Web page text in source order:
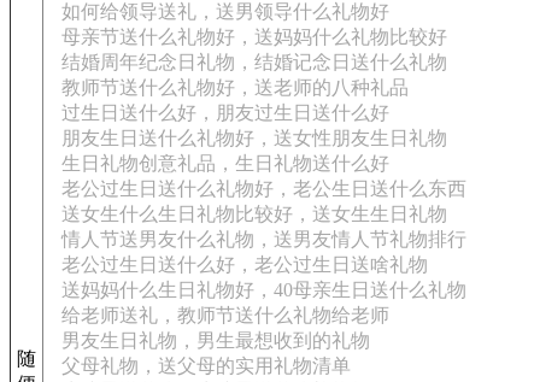
随
如何给领导送礼，送男领导什么礼物好
母亲节送什么礼物好，送妈妈什么礼物比较好
结婚周年纪念日礼物，结婚记念日送什么礼物
教师节送什么礼物好，送老师的八种礼品
过生日送什么好，朋友过生日送什么好
朋友生日送什么礼物好，送女性朋友生日礼物
生日礼物创意礼品，生日礼物送什么好
老公过生日送什么礼物好，老公生日送什么东西
送女生什么生日礼物比较好，送女生生日礼物
情人节送男友什么礼物，送男友情人节礼物排行
老公过生日送什么好，老公过生日送啥礼物
送妈妈什么生日礼物好，40母亲生日送什么礼物
给老师送礼，教师节送什么礼物给老师
男友生日礼物，男生最想收到的礼物
父母礼物，送父母的实用礼物清单